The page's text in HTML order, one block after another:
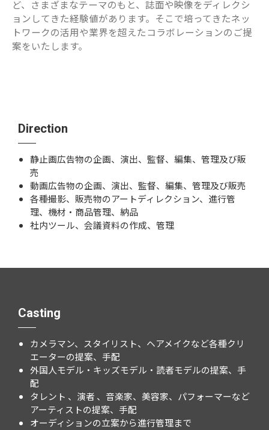
ど、さまざまなテーマのもと、誌面や映像をディレクシ
ョンしてきた経験値があります。そこで培ってきたネッ
トワークの活用や業界を超えたコラボレーションのご提
案をいたします。
Direction
静止画広告物の企画、演出、監督、編集、管理及び販
売
動画広告物の企画、演出、監督、編集、管理及び販売
各種撮影、販売物のアートディレクション、進行管
理、機材・商品管理、納品
社内ツール、会議資料の作成、管理
Casting
カメラマン、スタイリスト、ヘアメイクなど各種クリ
エーターの提案、手配
外国人モデル・キッズモデル・読者モデルの提案、手
配
タレント 、演者 、音楽家、美容家、パフォーマーなど
アーティストの提案、手配
オーディションの立案から進行管理まで